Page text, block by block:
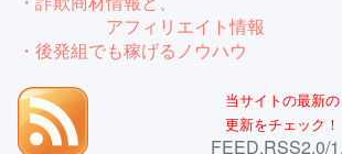
アフィリエイト情報
・後発組でも稼げるノウハウ
当サイトの最新の
更新をチェック！
FEED,RSS2.0/